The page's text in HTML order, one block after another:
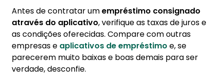
Antes de contratar umempréstimo consignado
através do aplicativo, verifique as taxas de juros e
as condições oferecidas. Compare com outras
empresas e aplicativos de empréstimo e, se
parecerem muito baixas e boas demais para ser
verdade, desconfie.